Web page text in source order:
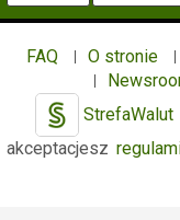
FAQ O stronie
StrefaWalut
akceptacjesz